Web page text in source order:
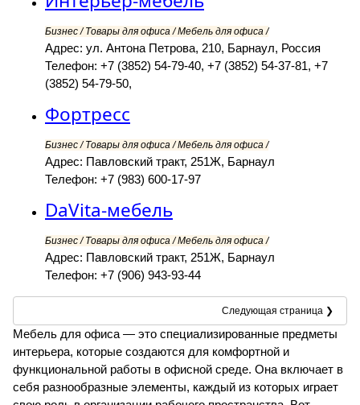
Бизнес / Товары для офиса / Мебель для офиса /
Адрес: ул. Антона Петрова, 210, Барнаул, Россия
Телефон: +7 (3852) 54-79-40, +7 (3852) 54-37-81, +7
(3852) 54-79-50,
Фортресс
Бизнес / Товары для офиса / Мебель для офиса /
Адрес: Павловский тракт, 251Ж, Барнаул
Телефон: +7 (983) 600-17-97
DaVita-мебель
Бизнес / Товары для офиса / Мебель для офиса /
Адрес: Павловский тракт, 251Ж, Барнаул
Телефон: +7 (906) 943-93-44
Следующая страница ❯
Мебель для офиса — это специализированные предметы
интерьера, которые создаются для комфортной и
функциональной работы в офисной среде. Она включает в
себя разнообразные элементы, каждый из которых играет